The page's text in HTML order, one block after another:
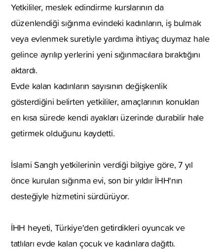
Yetkililer, meslek edindirme kurslarının da
düzenlendiği sığınma evindeki kadınların, iş bulmak
veya evlenmek suretiyle yardıma ihtiyaç duymaz hale
gelince ayrılıp yerlerini yeni sığınmacılara bıraktığını
aktardı.
Evde kalan kadınların sayısının değişkenlik
gösterdiğini belirten yetkililer, amaçlarının konukları
en kısa sürede kendi ayakları üzerinde durabilir hale
getirmek olduğunu kaydetti.
İslami Sangh yetkilerinin verdiği bilgiye göre, 7 yıl
önce kurulan sığınma evi, son bir yıldır İHH'nın
desteğiyle hizmetini sürdürüyor.
İHH heyeti, Türkiye'den getirdikleri oyuncak ve
tatlıları evde kalan çocuk ve kadınlara dağıttı.